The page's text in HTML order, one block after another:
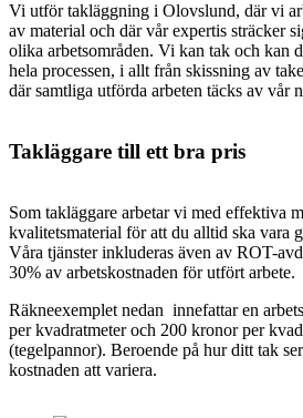
Vi utför takläggning i Olovslund, där vi
av material och där vår expertis sträcker
olika arbetsområden. Vi kan tak och kan
hela processen, i allt från skissning av
där samtliga utförda arbeten täcks av vår
Takläggare till ett bra pris
Som takläggare arbetar vi med effektiva
kvalitetsmaterial för att du alltid ska vara
Våra tjänster inkluderas även av ROT-
30% av arbetskostnaden för utfört arbete.
Räkneexemplet nedan innefattar en
per kvadratmeter och 200 kronor per
(tegelpannor). Beroende på hur ditt tak
kostnaden att variera.